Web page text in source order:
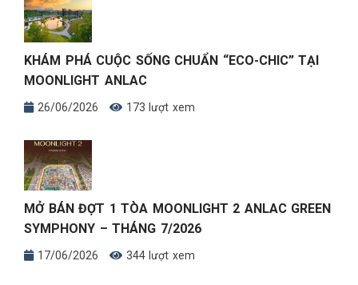
KHÁM PHÁ CUỘC SỐNG CHUẨN “ECO-CHIC” TẠI
MOONLIGHT ANLAC
26/06/2026 173 lượt xem
MỞ BÁN ĐỢT 1 TÒA MOONLIGHT 2 ANLAC GREEN
SYMPHONY – THÁNG 7/2026
17/06/2026 344 lượt xem